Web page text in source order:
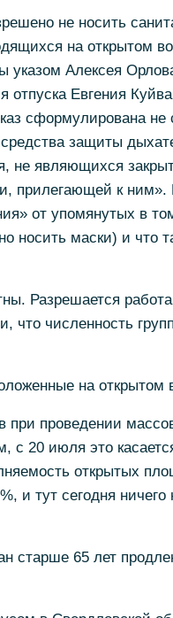
не носить
на открытом
указом Алексея
отпуска Евгения
сформулирована
защиты
не являющихся
прилегающей к ним».
от упомянутых в
носить маски) и что
Разрешается
что численность
на открытом
при проведении
20 июля это
открытых
и тут сегодня ничего
старше 65 лет